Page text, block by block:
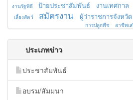
งานรัฐพิธี ป้ายประชาสัมพันธ์ งานเทศกาล
เลี้ยงสัตว์
สมัครงาน ผู้ว่าราชการจังหวัด
การปลูกพืช
อาชีพเ
ประเภทข่าว
ประชาสัมพันธ์
อบรม/สัมมนา